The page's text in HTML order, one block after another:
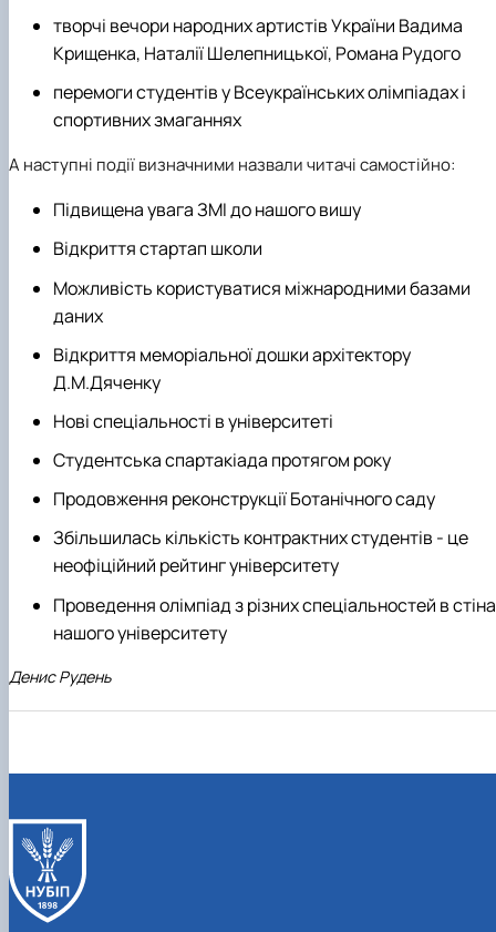
творчі вечори народних артистів України Вадима
Крищенка, Наталії Шелепницької, Романа Рудого
перемоги студентів у Всеукраїнських олімпіадах і
спортивних змаганнях
А наступні події визначними назвали читачі самостійно:
Підвищена увага ЗМІ до нашого вишу
Відкриття стартап школи
Можливість користуватися міжнародними базами
даних
Відкриття меморіальної дошки архітектору
Д.М.Дяченку
Нові спеціальності в університеті
Студентська спартакіада протягом року
Продовження реконструкції Ботанічного саду
Збільшилась кількість контрактних студентів - це
неофіційний рейтинг університету
Проведення олімпіад з різних спеціальностей в
нашого університету
Денис Рудень